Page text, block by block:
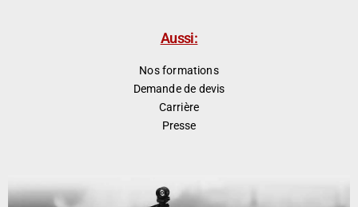
Aussi:
Nos formations
Demande de devis
Carrière
Presse